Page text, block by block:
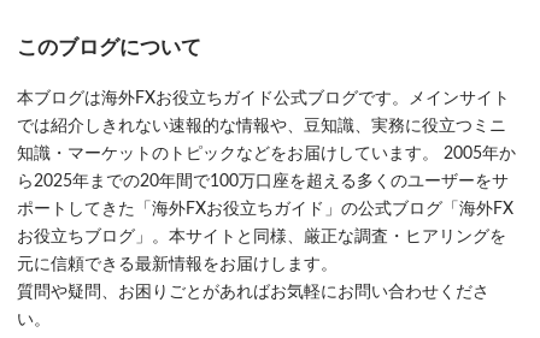
このブログについて
本ブログは海外FXお役立ちガイド公式ブログです。メインサイト
では紹介しきれない速報的な情報や、豆知識、実務に役立つミニ
知識・マーケットのトピックなどをお届けしています。 2005年か
ら2025年までの20年間で100万口座を超える多くのユーザーをサ
ポートしてきた「海外FXお役立ちガイド」の公式ブログ「海外FX
お役立ちブログ」。本サイトと同様、厳正な調査・ヒアリングを
元に信頼できる最新情報をお届けします。
質問や疑問、お困りごとがあればお気軽にお問い合わせくださ
い。